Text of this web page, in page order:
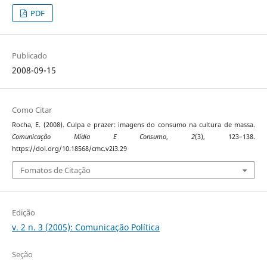
PDF
Publicado
2008-09-15
Como Citar
Rocha, E. (2008). Culpa e prazer: imagens do consumo na cultura de massa.
Comunicação Mídia E Consumo,2(3), 123–138.
https://doi.org/10.18568/cmc.v2i3.29
Fomatos de Citação
Edição
v. 2 n. 3 (2005): Comunicação Política
Seção